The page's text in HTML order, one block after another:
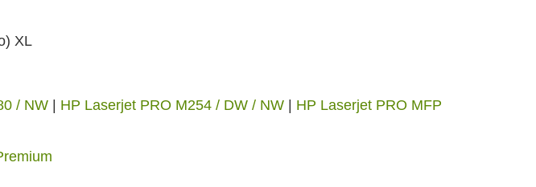
XL
/ NW HP Laserjet PRO M254 / DW / NW
HP Laserjet PRO MFP